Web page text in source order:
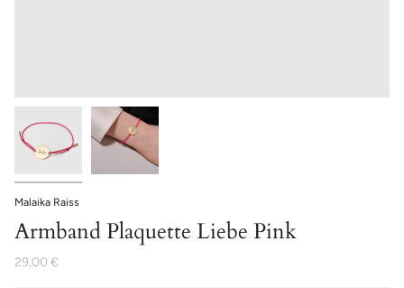
Malaika Raiss
Armband Plaquette Liebe Pink
29,00 €